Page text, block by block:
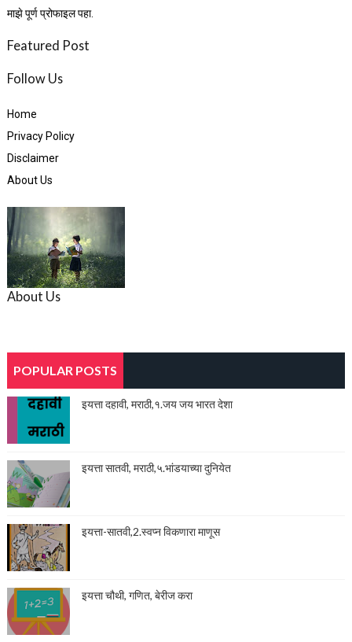
माझे पूर्ण प्रोफाइल पहा.
Featured Post
Follow Us
Home
Privacy Policy
Disclaimer
About Us
About Us
POPULAR POSTS
इयत्ता दहावी, मराठी,१.जय जय भारत देशा
इयत्ता सातवी, मराठी,५.भांडयाच्या दुनियेत
इयत्ता-सातवी,2.स्वप्न विकणारा माणूस
इयत्ता चौथी, गणित, बेरीज करा